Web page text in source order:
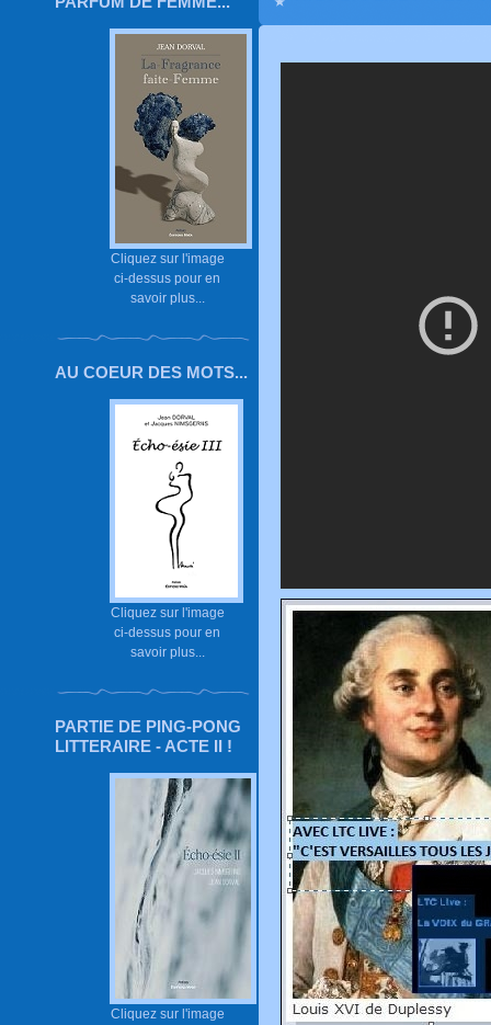
Cliquez sur l'image
ci-dessus pour en
savoir plus...
AU COEUR DES MOTS...
Cliquez sur l'image
ci-dessus pour en
savoir plus...
PARTIE DE PING-PONG
LITTERAIRE - ACTE II !
Cliquez sur l'image